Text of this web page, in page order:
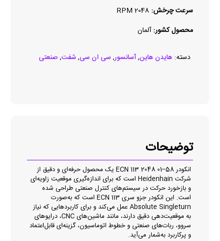
سرعت چرخش: 2048 RPM
محصول کشور:آلمان
دسته:هایدن هاین,آسانسور, سی ان سی, شفت, صنعتی
توضیحات
انکودر ECN 113 2048 01–58 یک محصول حرفه‌ای و دقیق از
شرکت Heidenhain است که برای اندازه‌گیری موقعیت زاویه‌ای
و بازخورد حرکت در سیستم‌های کنترل صنعتی طراحی شده
است. این انکودر جزو سری ECN 113 است که به‌صورت
Absolute Singleturn عمل می‌کند و برای کاربردهایی که نیاز
به موقعیت‌دهی دقیق دارند، مانند ماشین‌های CNC، درایوهای
سروو، ربات‌های صنعتی و خطوط اتوماسیون، گزینه‌ای قابل‌اعتماد
و پرکاربرد به‌شمار می‌آید.